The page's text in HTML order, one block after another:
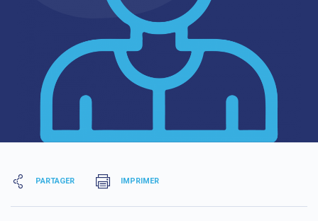
PARTAGER IMPRIMER